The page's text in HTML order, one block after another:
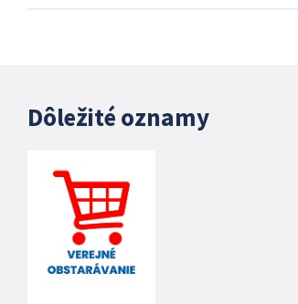
Dôležité oznamy